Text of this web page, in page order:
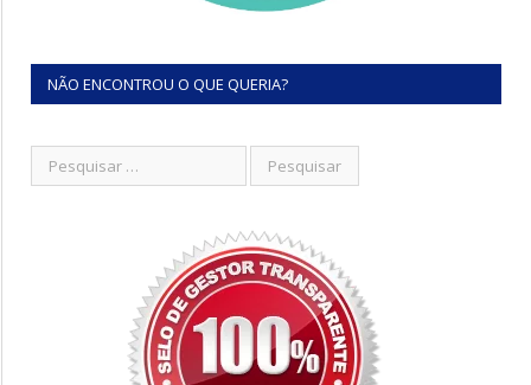
NÃO ENCONTROU O QUE QUERIA?